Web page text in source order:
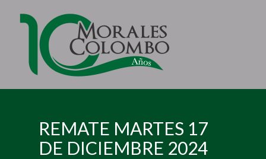
REMATE MARTES 17
DE DICIEMBRE 2024